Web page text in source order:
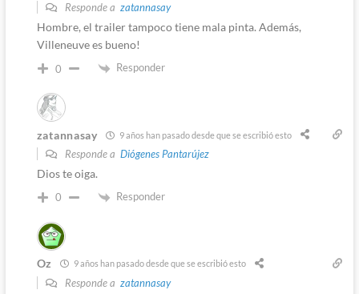
Responde a zatannasay
Hombre, el trailer tampoco tiene mala pinta. Además,
Villeneuve es bueno!
0 Responder
zatannasay 9 años han pasado desde que se escribió esto
Responde a Diógenes Pantarújez
Dios te oiga.
0 Responder
Oz 9 años han pasado desde que se escribió esto
Responde a zatannasay